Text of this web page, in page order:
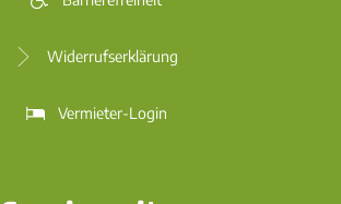
Widerrufserklärung
Vermieter-Login